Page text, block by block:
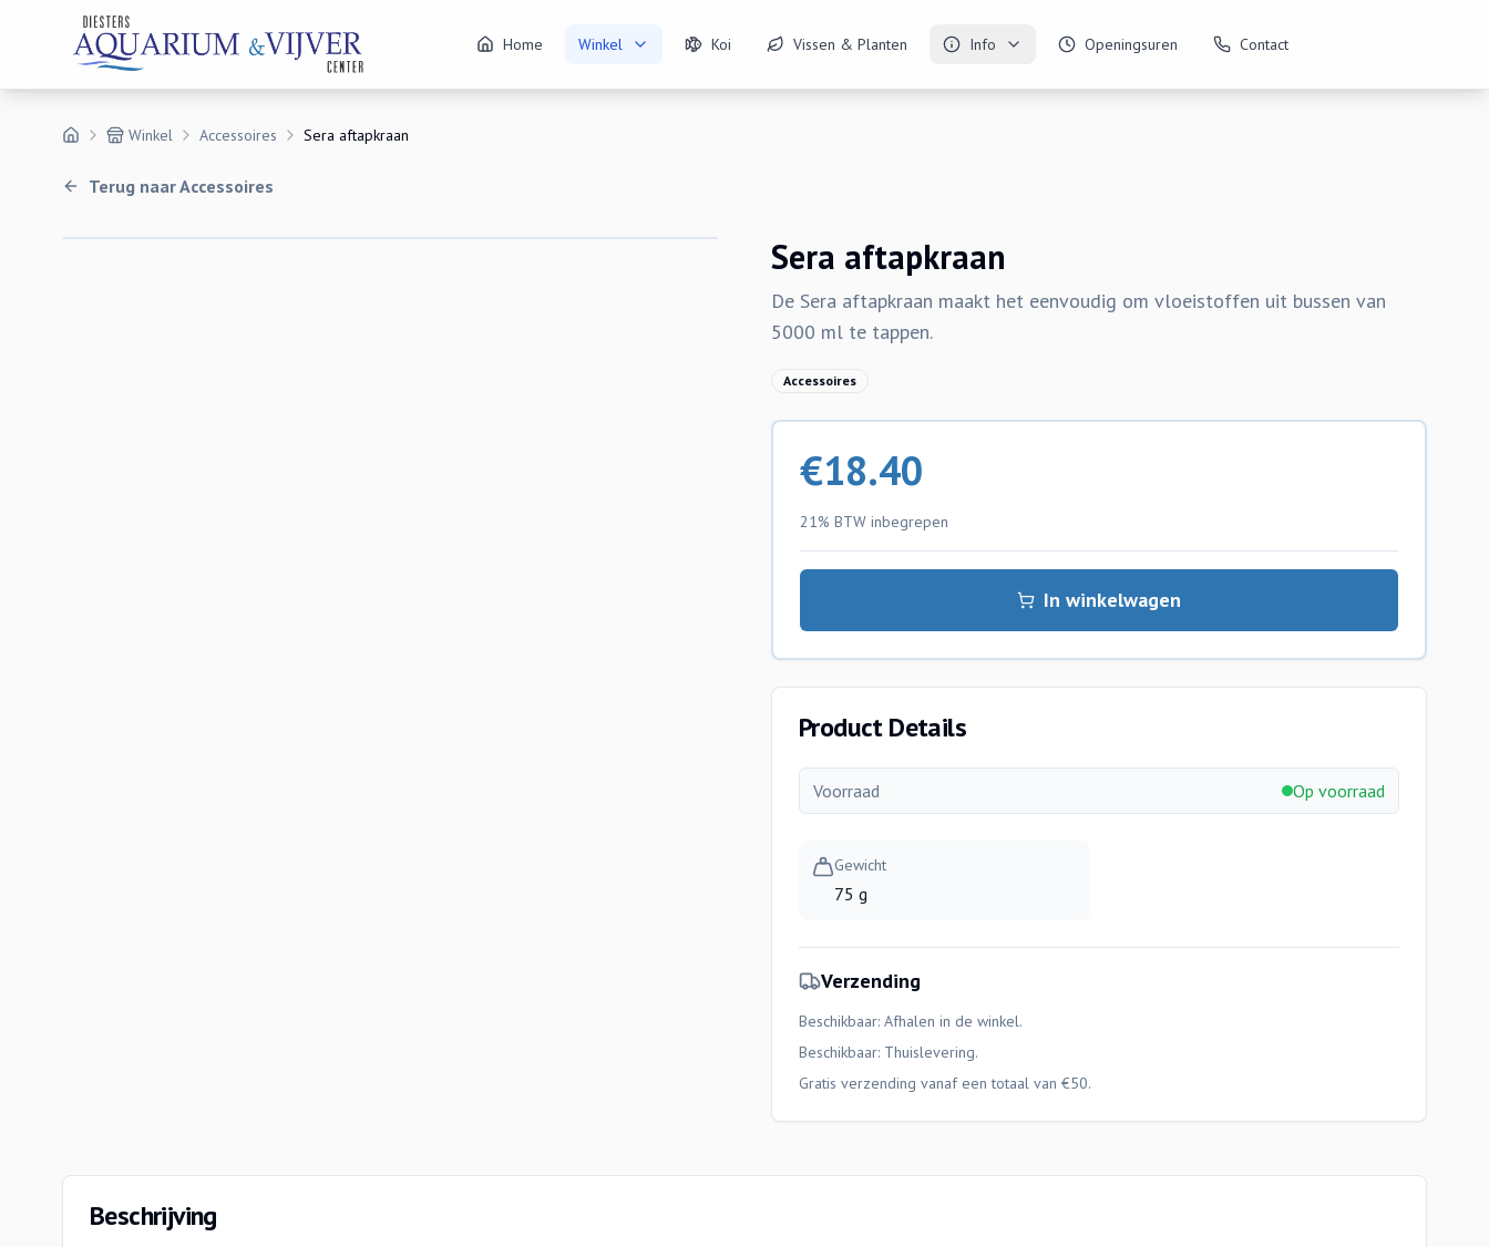
Home Winkel Koi Vissen & Planten Info Openingsuren Contact
Winkel Accessoires Sera aftapkraan
Terug naarAccessoires
Sera aftapkraan
De Sera aftapkraan maakt het eenvoudig om vloeistoffen uit bussen van
5000 ml te tappen.
Accessoires
€18.40
21% BTW inbegrepen
In winkelwagen
Product Details
Voorraad Op voorraad
Gewicht
75 g
Verzending
Beschikbaar: Afhalen in de winkel.
Beschikbaar: Thuislevering.
Gratis verzending vanaf een totaal van €50.
Beschrijving